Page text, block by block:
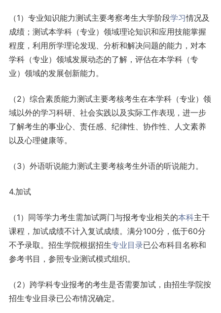
（1）专业知识能力测试主要考察考生大学阶段学习情况及
成绩；测试本学科（专业）领域理论知识和应用技能掌握
程度，利用所学理论发现、分析和解决问题的能力，对本
学科（专业）领域发展动态的了解，评估在本学科（专
业）领域的发展创新能力。
（2）综合素质能力测试主要考核考生在本学科（专业）领
域以外的学习科研、社会实践以及实际工作表现，进一步
了解考生的事业心、责任感、纪律性、协作性、人文素养
以及心理健康等。
（3）外语听说能力测试主要考核考生外语的听说能力。
4.加试
（1）同等学力考生需加试两门与报考专业相关的本科主干
课程，加试成绩不计入复试成绩。满分100分，低于60分
不予录取。招生学院根据招生专业目录已公布科目名称和
参考书目，参照专业测试模式组织。
（2）跨学科专业报考的考生是否需要加试，由招生学院按
招生专业目录已公布情况确定。